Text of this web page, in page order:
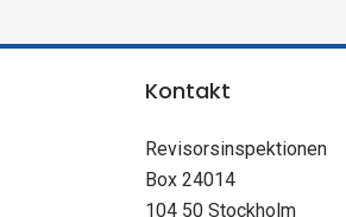
t
Kontakt
Revisorsinspektionen
Box 24014
104 50 Stockholm